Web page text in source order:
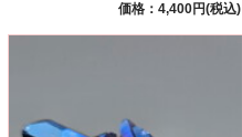
価格：4,400円(税込)